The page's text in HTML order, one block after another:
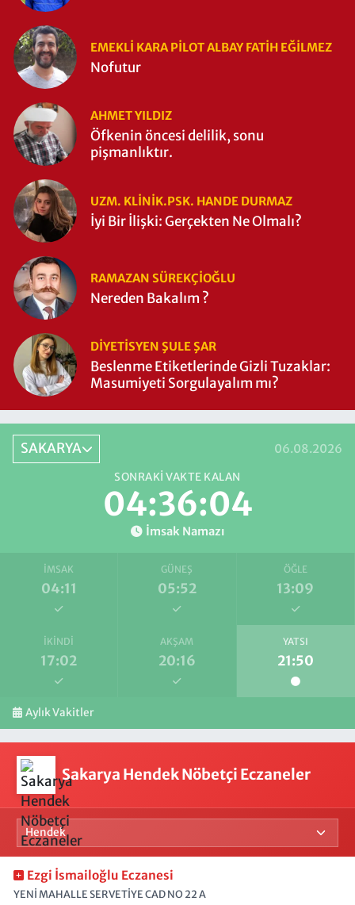
EMEKLI KARA PILOT ALBAY FATIH EĞİLMEZ
Nofutur
AHMET YILDIZ
Öfkenin öncesi delilik, sonu
pişmanlıktır.
UZM. KLINIK.PSK. HANDE DURMAZ
İyi Bir İlişki: Gerçekten Ne Olmalı?
RAMAZAN SÜREKÇIOĞLU
Nereden Bakalım ?
DIYETISYEN ŞULE ŞAR
Beslenme Etiketlerinde Gizli Tuzaklar:
Masumiyeti Sorgulayalım mı?
SAKARYA 06.08.2026
SONRAKI VAKTE KALAN
04:36:03
İmsak Namazı
İMSAK
04:11
GÜNEŞ
05:52
ÖĞLE
13:09
İKINDI
17:02
AKŞAM
20:16
YATSI
21:50
Aylık Vakitler
Sakarya Hendek Nöbetçi Eczaneler
Ezgi İsmailoğlu Eczanesi
YENİ MAHALLE SERVETİYE CAD NO 22 A